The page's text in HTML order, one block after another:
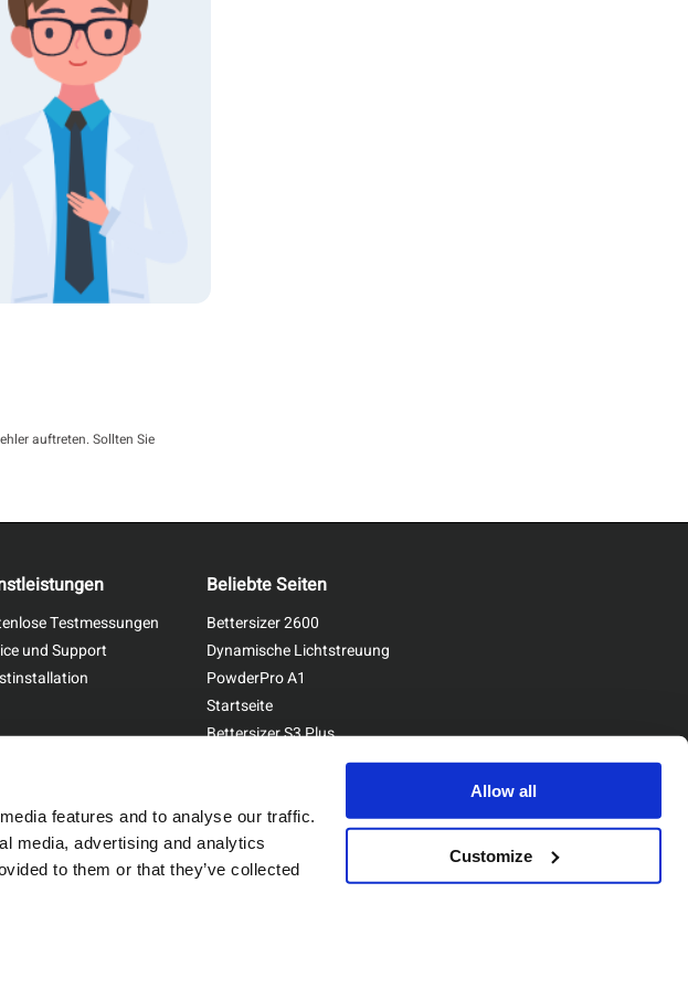
features and to analyse our traffic.
media, advertising and analytics
to them or that they’ve collected
Allow all
Customize
um sowohl die
ihrer Größe
unter Verwendung der
Körnungen
auftreten. Sollten Sie
Testmessungen
und Support
Beliebte Seiten
Bettersizer 2600
Dynamische Lichtstreuung
PowderPro A1
Startseite
Bettersizer S3 Plus
Kontaktieren Sie uns
Copyright © Bettersize Instruments Ltd. All Rights Reserved